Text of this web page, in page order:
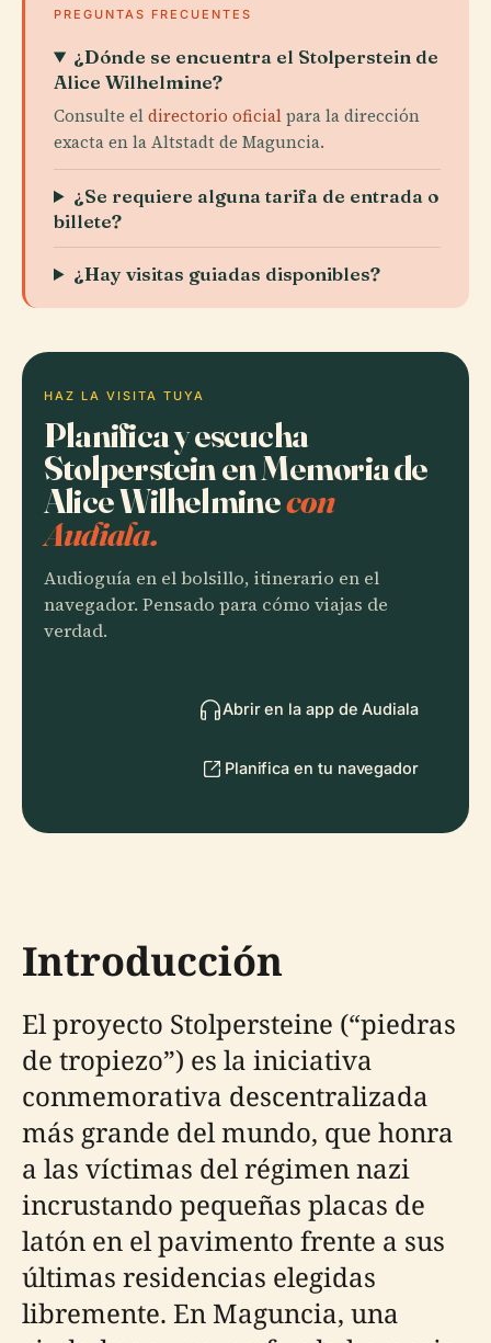
PREGUNTAS FRECUENTES
¿Dónde se encuentra el Stolperstein de
Alice Wilhelmine?
Consulte eldirectorio oficialpara la dirección
exacta en la Altstadt de Maguncia.
¿Se requiere alguna tarifa de entrada o
billete?
¿Hay visitas guiadas disponibles?
HAZ LA VISITA TUYA
Planifica y escucha
Stolperstein en Memoria de
Alice Wilhelminecon
Audiala.
Audioguía en el bolsillo, itinerario en el
navegador. Pensado para cómo viajas de
verdad.
Abrir en la app de Audiala
Planifica en tu navegador
Introducción
El proyecto Stolpersteine (“piedras
de tropiezo”) es la iniciativa
conmemorativa descentralizada
más grande del mundo, que honra
a las víctimas del régimen nazi
incrustando pequeñas placas de
latón en el pavimento frente a sus
últimas residencias elegidas
libremente. En Maguncia, una